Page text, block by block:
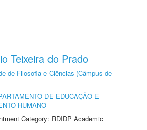
Teixeira do Prado
de Filosofia e Ciências (Câmpus de
DE EDUCAÇÃO E
HUMANO
Category: RDIDP Academic